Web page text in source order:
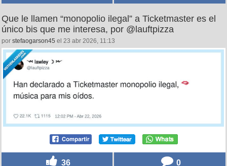
Que le llamen “monopolio ilegal” a Ticketmaster es el
único bis que me interesa, por @lauftpizza
por stefaogarson45 el 23 abr 2026, 11:13
36 0